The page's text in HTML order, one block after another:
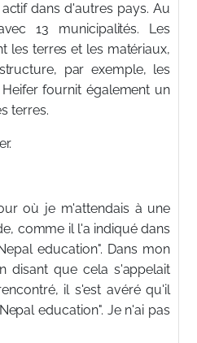
dans d'autres pays. Au
13 municipalités. Les
les terres et les matériaux,
par exemple, les
fournit également un
terres.
où je m'attendais à une
comme il l'a indiqué dans
education". Dans mon
disant que cela s'appelait
il s'est avéré qu'il
education". Je n'ai pas